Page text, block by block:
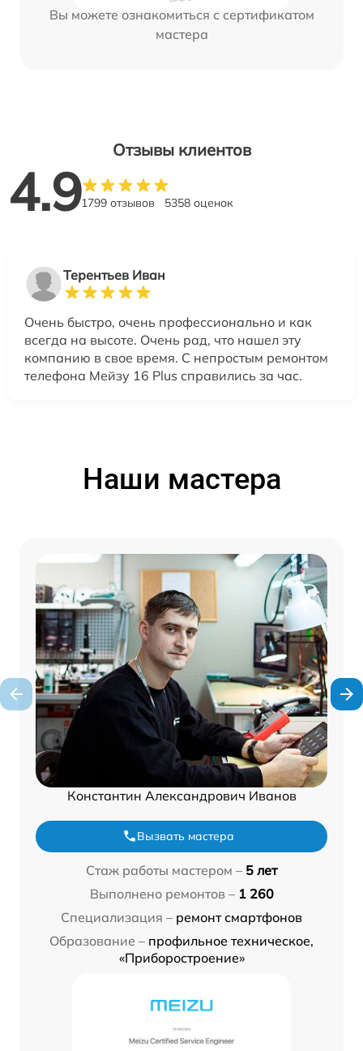
Вы можете ознакомиться с сертификатом
мастера
Отзывы клиентов
4.91799 отзывов 5358 оценок
Терентьев Иван
Очень быстро, очень профессионально и как
всегда на высоте. Очень рад, что нашел эту
компанию в свое время. С непростым ремонтом
телефона Мейзу 16 Plus справились за час.
Наши мастера
Константин Александрович Иванов
Вызвать мастера
Стаж работы мастером – 5 лет
Выполнено ремонтов – 1 260
Специализация – ремонт смартфонов
Образование – профильное техническое,
«Приборостроение»